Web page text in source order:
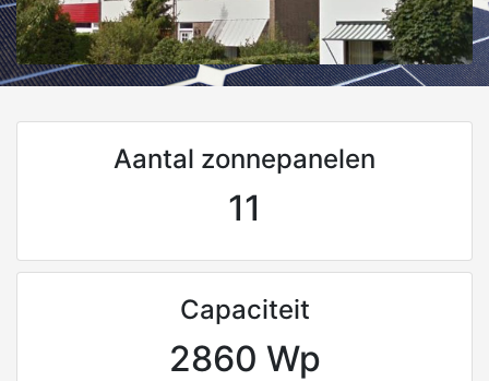
Aantal zonnepanelen
11
Capaciteit
2860 Wp